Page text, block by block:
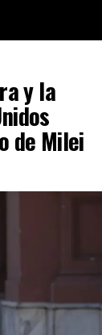
y la
de Milei